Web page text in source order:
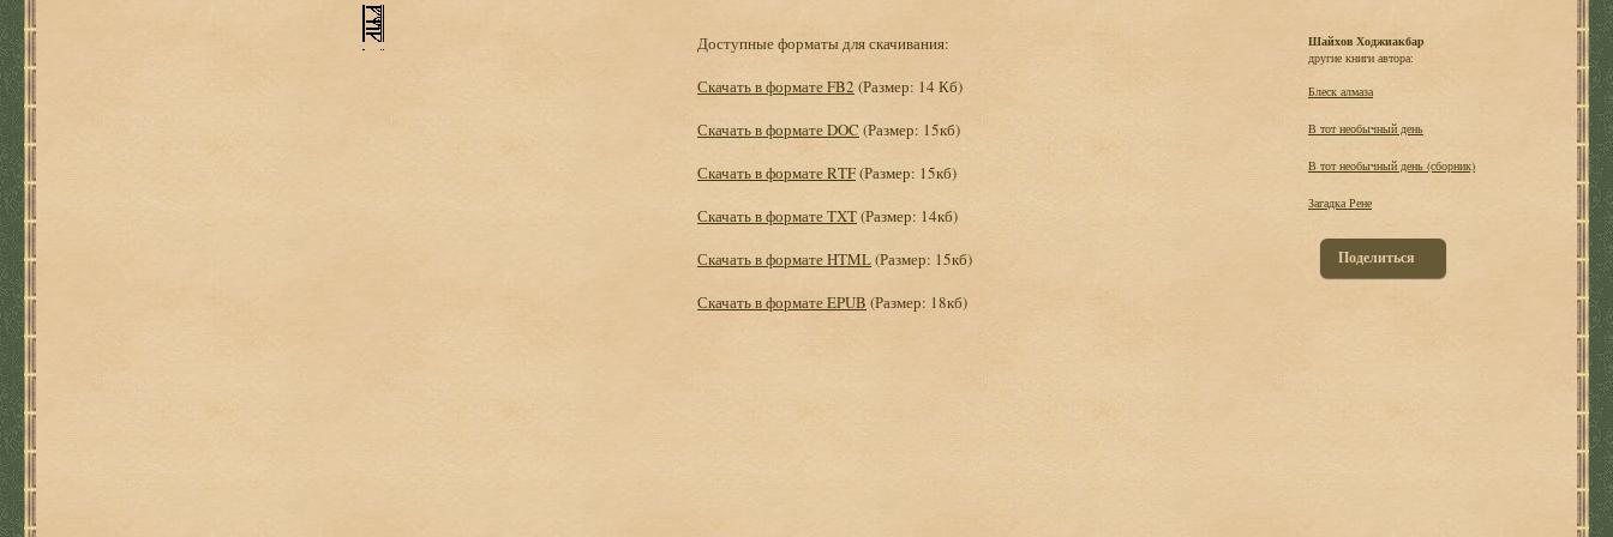
Доступные форматы для скачивания:
Скачать в формате FB2 (Размер: 14 Кб)
Скачать в формате DOC (Размер: 15кб)
Скачать в формате RTF(Размер: 15кб)
Скачать в формате TXT(Размер: 14кб)
Скачать в формате HTML(Размер: 15кб)
Скачать в формате EPUB (Размер: 18кб)
Шайхов Ходжиакбар
другие книги автора:
Блеск алмаза
В тот необычный день
В тот необычный день (сборник)
Загадка Рене
Поделиться